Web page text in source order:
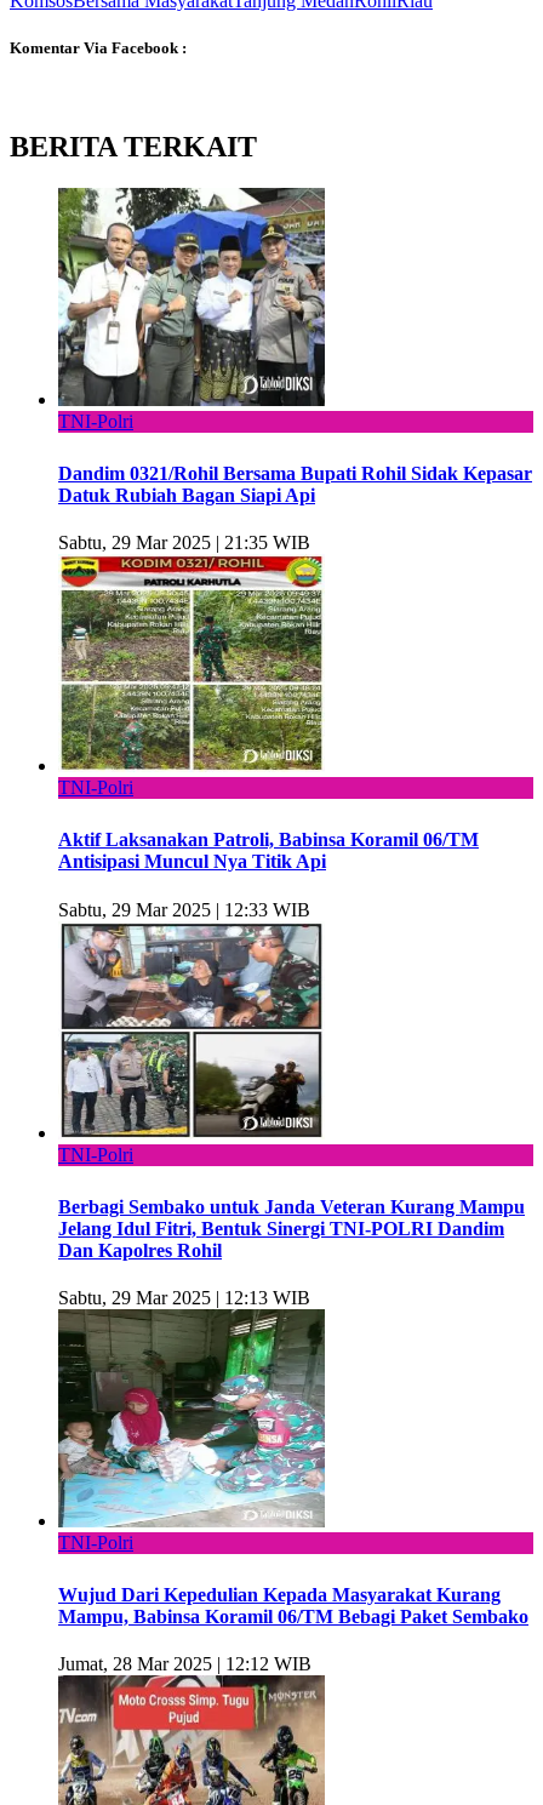
Komentar Via Facebook :
BERITA TERKAIT
TNI-Polri
Dandim 0321/Rohil Bersama Bupati Rohil Sidak Kepasar
Datuk Rubiah Bagan Siapi Api
Sabtu, 29 Mar 2025 | 21:35 WIB
TNI-Polri
Aktif Laksanakan Patroli, Babinsa Koramil 06/TM
Antisipasi Muncul Nya Titik Api
Sabtu, 29 Mar 2025 | 12:33 WIB
TNI-Polri
Berbagi Sembako untuk Janda Veteran Kurang Mampu
Jelang Idul Fitri, Bentuk Sinergi TNI-POLRI Dandim
Dan Kapolres Rohil
Sabtu, 29 Mar 2025 | 12:13 WIB
TNI-Polri
Wujud Dari Kepedulian Kepada Masyarakat Kurang
Mampu, Babinsa Koramil 06/TM Bebagi Paket Sembako
Jumat, 28 Mar 2025 | 12:12 WIB